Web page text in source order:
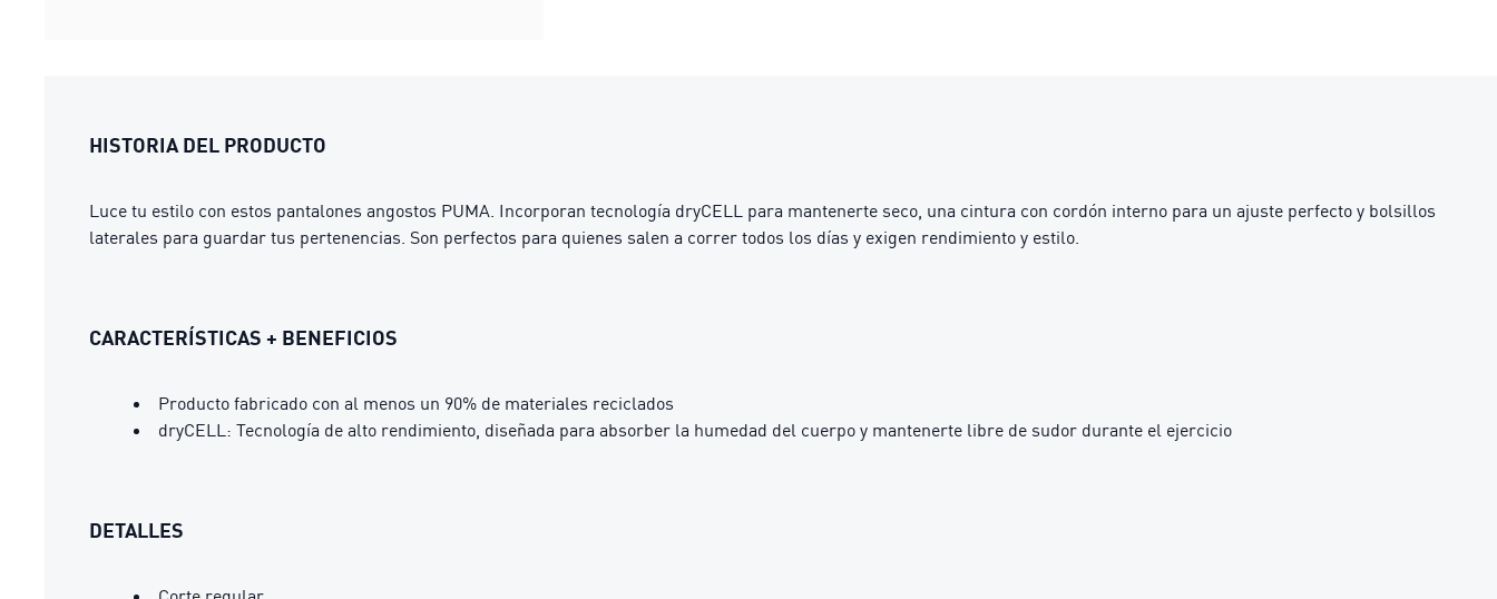
HISTORIA DEL PRODUCTO
Luce tu estilo con estos pantalones angostos PUMA. Incorporan tecnología dryCELL para mantenerte seco, una cintura con cordón interno para un ajuste perfecto y bolsillos
laterales para guardar tus pertenencias. Son perfectos para quienes salen a correr todos los días y exigen rendimiento y estilo.
CARACTERÍSTICAS + BENEFICIOS
Producto fabricado con al menos un 90% de materiales reciclados
dryCELL: Tecnología de alto rendimiento, diseñada para absorber la humedad del cuerpo y mantenerte libre de sudor durante el ejercicio
DETALLES